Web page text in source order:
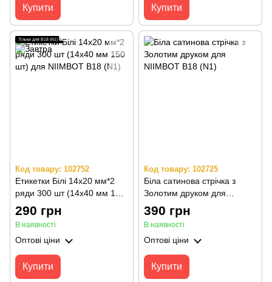
Купити Купити
Тільки для B18 (N1)
Код товару: 102752
Етикетки Білі 14x20 мм*2
ряди 300 шт (14x40 мм 150
шт) для NIIMBOT B18 (N1)
290 грн
В наявності
Оптові ціни
Купити
Код товару: 102725
Біла сатинова стрічка з
Золотим друком для
NIIMBOT B18 (N1)
390 грн
В наявності
Оптові ціни
Купити